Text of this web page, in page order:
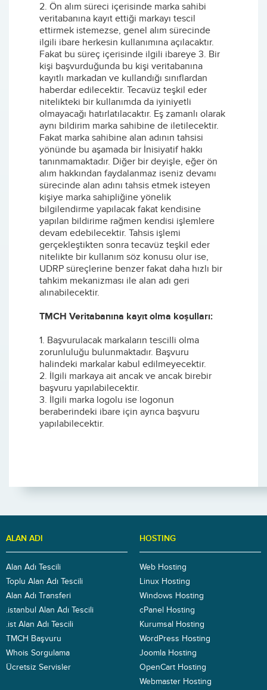
2. Ön alım süreci içerisinde marka sahibi
veritabanına kayıt ettiği markayı tescil
ettirmek istemezse, genel alım sürecinde
ilgili ibare herkesin kullanımına açılacaktır.
Fakat bu süreç içerisinde ilgili ibareye 3. Bir
kişi başvurduğunda bu kişi veritabanına
kayıtlı markadan ve kullandığı sınıflardan
haberdar edilecektir. Tecavüz teşkil eder
nitelikteki bir kullanımda da iyiniyetli
olmayacağı hatırlatılacaktır. Eş zamanlı olarak
aynı bildirim marka sahibine de iletilecektir.
Fakat marka sahibine alan adının tahsisi
yönünde bu aşamada bir İnisiyatif hakkı
tanınmamaktadır. Diğer bir deyişle, eğer ön
alım hakkından faydalanmaz iseniz devamı
sürecinde alan adını tahsis etmek isteyen
kişiye marka sahipliğine yönelik
bilgilendirme yapılacak fakat kendisine
yapılan bildirime rağmen kendisi işlemlere
devam edebilecektir. Tahsis işlemi
gerçekleştikten sonra tecavüz teşkil eder
nitelikte bir kullanım söz konusu olur ise,
UDRP süreçlerine benzer fakat daha hızlı bir
tahkim mekanizması ile alan adı geri
alınabilecektir.
TMCH Veritabanına kayıt olma koşulları:
1. Başvurulacak markaların tescilli olma
zorunluluğu bulunmaktadır. Başvuru
halindeki markalar kabul edilmeyecektir.
2. İlgili markaya ait ancak ve ancak birebir
başvuru yapılabilecektir.
3. İlgili marka logolu ise logonun
beraberindeki ibare için ayrıca başvuru
yapılabilecektir.
ALAN ADI
Alan Adı Tescili
Toplu Alan Adı Tescili
Alan Adı Transferi
.istanbul Alan Adı Tescili
.ist Alan Adı Tescili
TMCH Başvuru
Whois Sorgulama
Ücretsiz Servisler
HOSTING
Web Hosting
Linux Hosting
Windows Hosting
cPanel Hosting
Kurumsal Hosting
WordPress Hosting
Joomla Hosting
OpenCart Hosting
Webmaster Hosting